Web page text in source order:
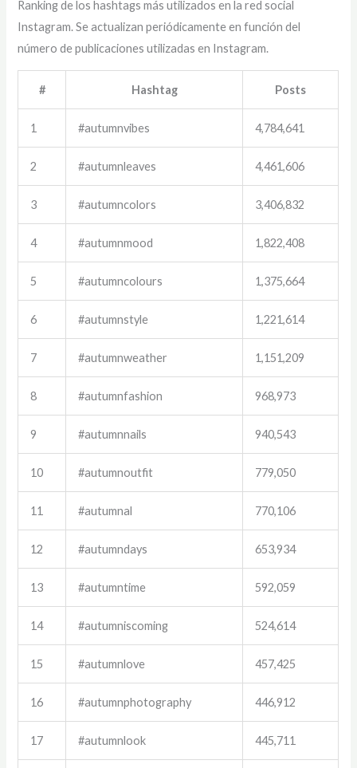
Ranking de los hashtags más utilizados en la red social
Instagram. Se actualizan periódicamente en función del
número de publicaciones utilizadas en Instagram.
# Hashtag Posts
1 #autumnvibes 4,784,641
2 #autumnleaves 4,461,606
3 #autumncolors 3,406,832
4 #autumnmood 1,822,408
5 #autumncolours 1,375,664
6 #autumnstyle 1,221,614
7 #autumnweather 1,151,209
8 #autumnfashion 968,973
9 #autumnnails 940,543
10 #autumnoutfit 779,050
11 #autumnal 770,106
12 #autumndays 653,934
13 #autumntime 592,059
14 #autumniscoming 524,614
15 #autumnlove 457,425
16 #autumnphotography 446,912
17 #autumnlook 445,711